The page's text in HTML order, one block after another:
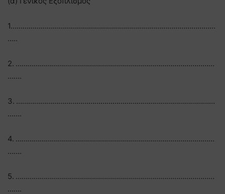
1…………………………………………………………………………………………
…..
2. ………………………………………………………………………………………
…….
3. ………………………………………………………………………………………
…….
4. ………………………………………………………………………………………
…….
5. ………………………………………………………………………………………
…….